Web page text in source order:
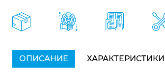
ОПИСАНИЕ ХАРАКТЕРИСТИКИ